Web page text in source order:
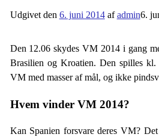
Udgivet den 6. juni 2014 afadmin6.
Den 12.06 skydes VM 2014 i gang
Brasilien og Kroatien. Den spilles
VM med masser af mål, og ikke
Hvem vinder VM 2014?
Kan Spanien forsvare deres VM?